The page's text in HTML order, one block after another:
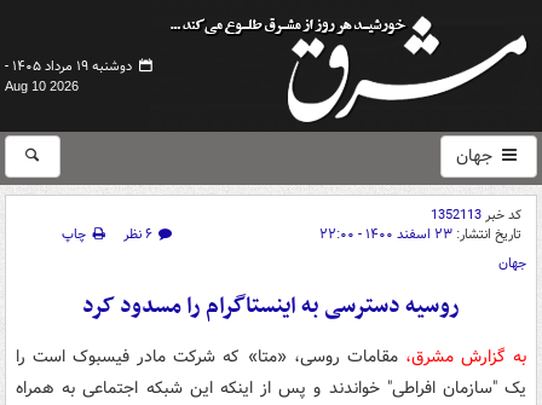
دوشنبه ۱۹ مرداد ۱۴۰۵ -
Aug 10 2026
جهان
کد خبر1352113
تاریخ انتشار: ۲۳ اسفند ۱۴۰۰ - ۲۲:۰۰ ۶ نظر
چاپ
جهان
روسیه دسترسی به اینستاگرام را مسدود کرد
به گزارش مشرق، مقامات روسی، «متا» که شرکت مادر فیسبوک است را
یک "سازمان افراطی" خواندند و پس از اینکه این شبکه اجتماعی به همراه